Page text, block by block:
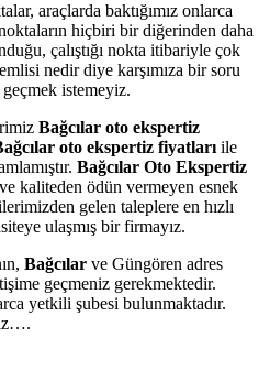
araçlarda baktığımız onlarca
hiçbiri bir diğerinden daha
çalıştığı nokta itibariyle çok
nedir diye karşımıza bir soru
istemeyiz.
Bağcılar oto ekspertiz
oto ekspertiz fiyatları ile
Bağcılar Oto Ekspertiz
kaliteden ödün vermeyen esnek
gelen taleplere en hızlı
ulaşmış bir firmayız.
Bağcılar ve Güngören adres
geçmeniz gerekmektedir.
yetkili şubesi bulunmaktadır.